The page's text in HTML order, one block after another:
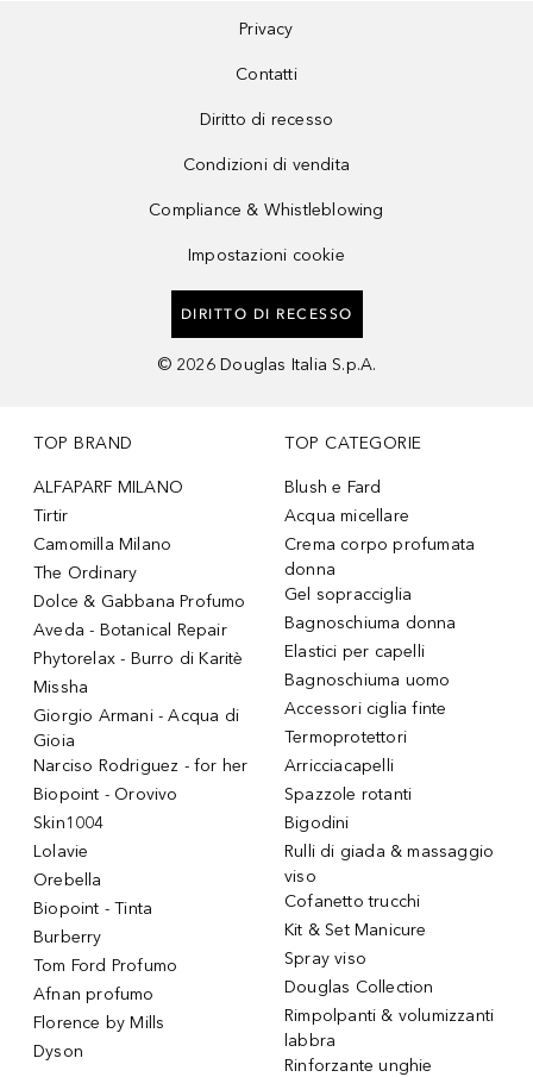
Privacy
Contatti
Diritto di recesso
Condizioni di vendita
Compliance & Whistleblowing
Impostazioni cookie
DIRITTO DI RECESSO
© 2026 Douglas Italia S.p.A.
TOP BRAND
ALFAPARF MILANO
Tirtir
Camomilla Milano
The Ordinary
Dolce & Gabbana Profumo
Aveda - Botanical Repair
Phytorelax - Burro di Karitè
Missha
Giorgio Armani - Acqua di
Gioia
Narciso Rodriguez - for her
Biopoint - Orovivo
Skin1004
Lolavie
Orebella
Biopoint - Tinta
Burberry
Tom Ford Profumo
Afnan profumo
Florence by Mills
Dyson
TOP CATEGORIE
Blush e Fard
Acqua micellare
Crema corpo profumata
donna
Gel sopracciglia
Bagnoschiuma donna
Elastici per capelli
Bagnoschiuma uomo
Accessori ciglia finte
Termoprotettori
Arricciacapelli
Spazzole rotanti
Bigodini
Rulli di giada & massaggio
viso
Cofanetto trucchi
Kit & Set Manicure
Spray viso
Douglas Collection
Rimpolpanti & volumizzanti
labbra
Rinforzante unghie